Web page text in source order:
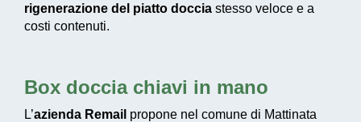
rigenerazione del piatto doccia stesso veloce e a
costi contenuti.
Box doccia chiavi in mano
L’azienda Remail propone nel comune di Mattinata